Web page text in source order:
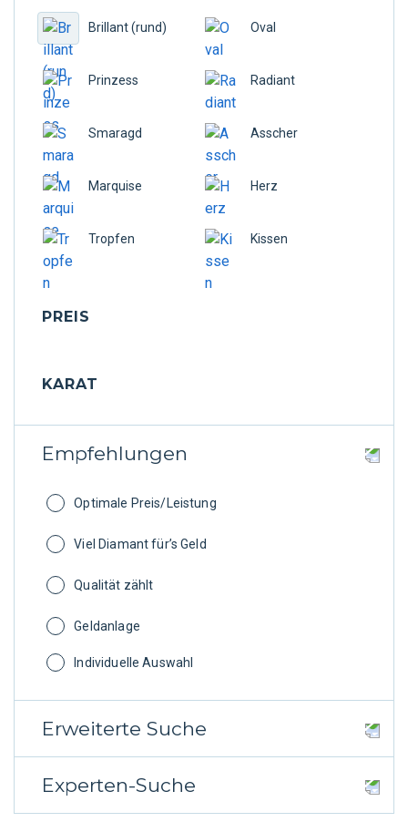
Asscher
Kissen
Brillant (rund) Oval
Prinzess Radiant
Smaragd Asscher
Marquise Herz
Tropfen Kissen
PREIS
KARAT
Empfehlungen
Optimale Preis/Leistung
Viel Diamant für’s Geld
Qualität zählt
Geldanlage
Individuelle Auswahl
Erweiterte Suche
SCHLIFFQUALITÄT
Experten-Suche